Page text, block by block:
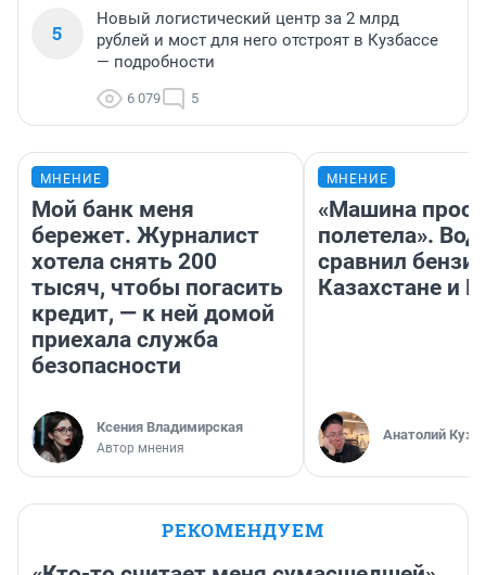
5
Новый логистический центр за 2 млрд
рублей и мост для него отстроят в Кузбассе
— подробности
6 079 5
МНЕНИЕ
Мой банк меня
бережет. Журналист
хотела снять 200
тысяч, чтобы погасить
кредит, — к ней домой
приехала служба
безопасности
Ксения Владимирская
Автор мнения
МНЕНИЕ
«Машина
полетела».
сравнил
Казахстане и
Анатолий
РЕКОМЕНДУЕМ